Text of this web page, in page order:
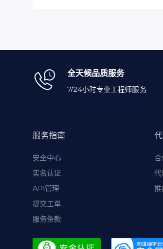
全天候品质服务
7/24小时专业工程师服务
服务指南
安全中心
实名认证
API管理
提交工单
服务条款
代
推